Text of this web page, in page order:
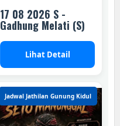
17 08 2026 S -
Gadhung Melati (S)
Lihat Detail
Jadwal Jathilan Gunung Kidul